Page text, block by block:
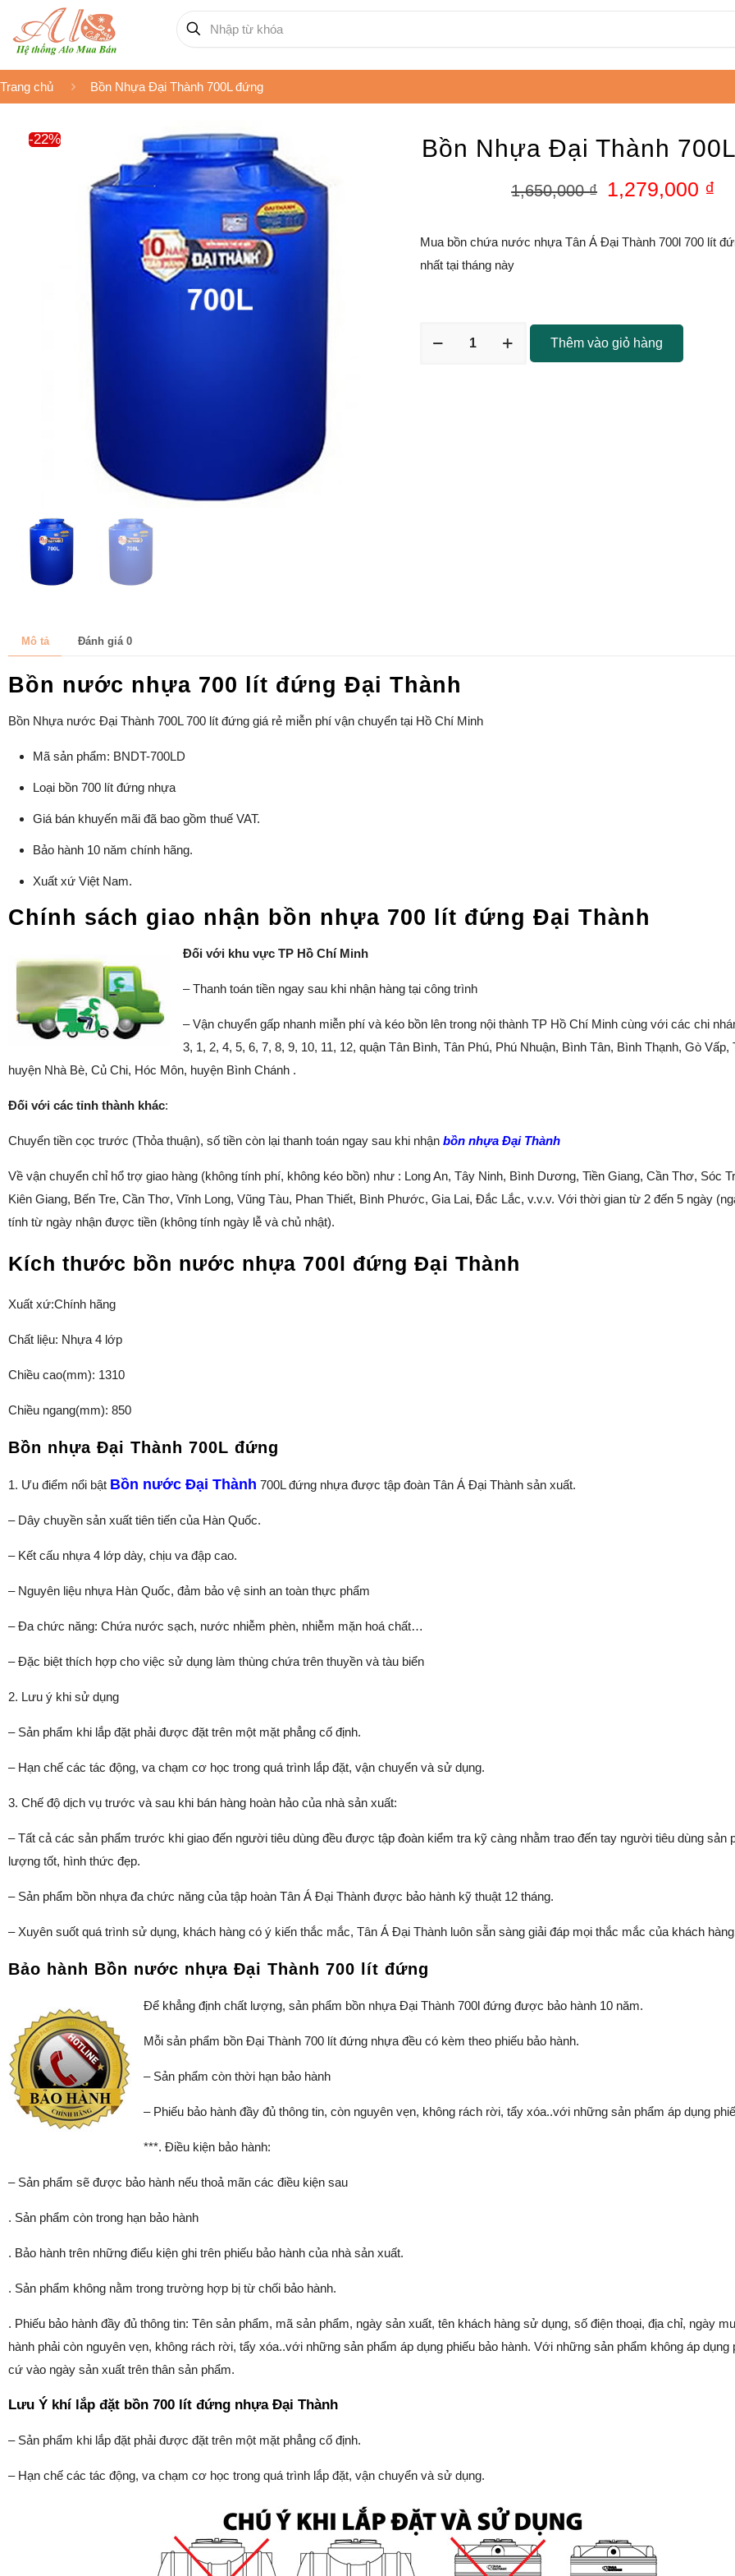
Trang chủ Bồn Nhựa Đại Thành 700L đứng
-22% Bồn Nhựa Đại Thành
1,650,000₫ 1,279,000 ₫
Mua bồn chứa nước nhựa Tân Á Đại Thành 700l 700 lít
nhất tại tháng này
Thêm vào giỏ hàng
Mô tả Đánh giá 0
Bồn nước nhựa 700 lít đứng Đại Thành
Bồn Nhựa nước Đại Thành 700L 700 lít đứng giá rẻ miễn phí vận chuyển tại Hồ Chí Minh
Mã sản phẩm: BNDT-700LD
Loại bồn 700 lít đứng nhựa
Giá bán khuyến mãi đã bao gồm thuế VAT.
Bảo hành 10 năm chính hãng.
Xuất xứ Việt Nam.
Chính sách giao nhận bồn nhựa 700 lít đứng Đại Thành
Đối với khu vực TP Hồ Chí Minh
– Thanh toán tiền ngay sau khi nhận hàng tại công trình
– Vận chuyển gấp nhanh miễn phí và kéo bồn lên trong nội thành TP Hồ Chí Minh cùng với các chi
3, 1, 2, 4, 5, 6, 7, 8, 9, 10, 11, 12, quận Tân Bình, Tân Phú, Phú Nhuận, Bình Tân, Bình Thạnh, Gò
huyện Nhà Bè, Củ Chi, Hóc Môn, huyện Bình Chánh .
Đối với các tỉnh thành khác:
Chuyển tiền cọc trước (Thỏa thuận), số tiền còn lại thanh toán ngay sau khi nhận bồn nhựa Đại Thành
Về vận chuyển chỉ hổ trợ giao hàng (không tính phí, không kéo bồn) như : Long An, Tây Ninh, Bình Dương, Tiền Giang, Cần Thơ, Sóc
Kiên Giang, Bến Tre, Cần Thơ, Vĩnh Long, Vũng Tàu, Phan Thiết, Bình Phước, Gia Lai, Đắc Lắc, v.v.v. Với thời gian từ 2 đến 5 ngày
tính từ ngày nhận được tiền (không tính ngày lễ và chủ nhật).
Kích thước bồn nước nhựa 700l đứng Đại Thành
Xuất xứ:Chính hãng
Chất liệu: Nhựa 4 lớp
Chiều cao(mm): 1310
Chiều ngang(mm): 850
Bồn nhựa Đại Thành 700L đứng
1. Ưu điểm nổi bật Bồn nước Đại Thành 700L đứng nhựa được tập đoàn Tân Á Đại Thành sản xuất.
– Dây chuyền sản xuất tiên tiến của Hàn Quốc.
– Kết cấu nhựa 4 lớp dày, chịu va đập cao.
– Nguyên liệu nhựa Hàn Quốc, đảm bảo vệ sinh an toàn thực phẩm
– Đa chức năng: Chứa nước sạch, nước nhiễm phèn, nhiễm mặn hoá chất…
– Đặc biệt thích hợp cho việc sử dụng làm thùng chứa trên thuyền và tàu biển
2. Lưu ý khi sử dụng
– Sản phẩm khi lắp đặt phải được đặt trên một mặt phẳng cố định.
– Hạn chế các tác động, va chạm cơ học trong quá trình lắp đặt, vận chuyển và sử dụng.
3. Chế độ dịch vụ trước và sau khi bán hàng hoàn hảo của nhà sản xuất:
– Tất cả các sản phẩm trước khi giao đến người tiêu dùng đều được tập đoàn kiểm tra kỹ càng nhằm trao đến tay người tiêu dùng sản
lượng tốt, hình thức đẹp.
– Sản phẩm bồn nhựa đa chức năng của tập hoàn Tân Á Đại Thành được bảo hành kỹ thuật 12 tháng.
– Xuyên suốt quá trình sử dụng, khách hàng có ý kiến thắc mắc, Tân Á Đại Thành luôn sẵn sàng giải đáp mọi thắc mắc của khách
Bảo hành Bồn nước nhựa Đại Thành 700 lít đứng
Để khẳng định chất lượng, sản phẩm bồn nhựa Đại Thành 700l đứng được bảo hành 10 năm.
Mỗi sản phẩm bồn Đại Thành 700 lít đứng nhựa đều có kèm theo phiếu bảo hành.
– Sản phẩm còn thời hạn bảo hành
– Phiếu bảo hành đầy đủ thông tin, còn nguyên vẹn, không rách rời, tẩy xóa..với những sản phẩm áp dụng
***. Điều kiện bảo hành:
– Sản phẩm sẽ được bảo hành nếu thoả mãn các điều kiện sau
. Sản phẩm còn trong hạn bảo hành
. Bảo hành trên những điểu kiện ghi trên phiếu bảo hành của nhà sản xuất.
. Sản phẩm không nằm trong trường hợp bị từ chối bảo hành.
. Phiếu bảo hành đầy đủ thông tin: Tên sản phẩm, mã sản phẩm, ngày sản xuất, tên khách hàng sử dụng, số điện thoại, địa chỉ, ngày
hành phải còn nguyên vẹn, không rách rời, tẩy xóa..với những sản phẩm áp dụng phiếu bảo hành. Với những sản phẩm không áp dụng
cứ vào ngày sản xuất trên thân sản phẩm.
Lưu Ý khí lắp đặt bồn 700 lít đứng nhựa Đại Thành
– Sản phẩm khi lắp đặt phải được đặt trên một mặt phẳng cố định.
– Hạn chế các tác động, va chạm cơ học trong quá trình lắp đặt, vận chuyển và sử dụng.